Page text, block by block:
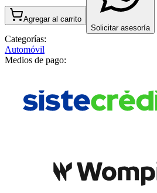
Agregar al carrito
Solicitar asesoría
Categorías:
Automóvil
Medios de pago: